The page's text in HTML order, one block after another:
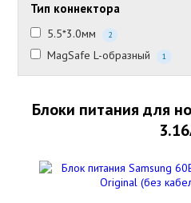
Тип коннектора
5.5*3.0мм 2
MagSafe L-образный 1
Блоки питания для